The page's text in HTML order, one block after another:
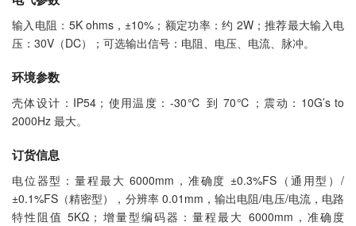
输入电阻：5K ohms，±10%；额定功率：约 2W；推荐最大输入电
压：30V（DC）；可选输出信号：电阻、电压、电流、脉冲。
环境参数
壳体设计：IP54；使用温度：-30℃ 到 70℃；震动：10G’s to
2000Hz 最大。
订货信息
电位器型：量程最大 6000mm，准确度 ±0.3%FS（通用型）/
±0.1%FS（精密型），分辨率 0.01mm，输出电阻/电压/电流，电路
特性阻值 5KΩ；增量型编码器：量程最大 6000mm，准确度